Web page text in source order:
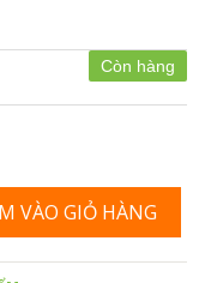
Còn hàng
VÀO GIỎ HÀNG